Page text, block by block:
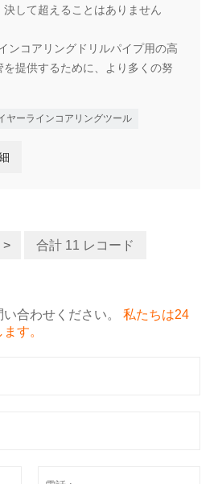
して超えることはありません
ンコアリングドリルパイプ用の高
提供するために、より多くの努
ヤーラインコアリングツール
> 合計 11 レコード
い合わせください。私たちは24
す。